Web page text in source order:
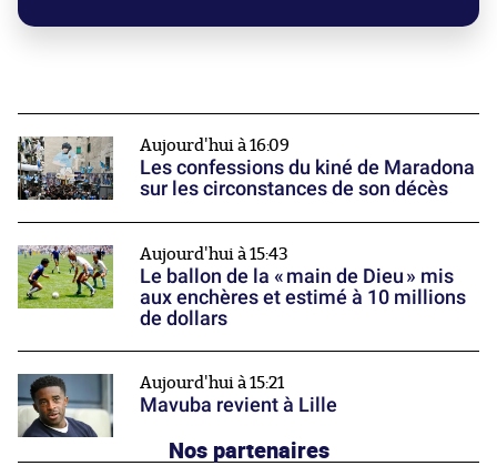
Aujourd'hui à 16:09
Les confessions du kiné de Maradona
sur les circonstances de son décès
Aujourd'hui à 15:43
Le ballon de la « main de Dieu » mis
aux enchères et estimé à 10 millions
de dollars
Aujourd'hui à 15:21
Mavuba revient à Lille
Nos partenaires